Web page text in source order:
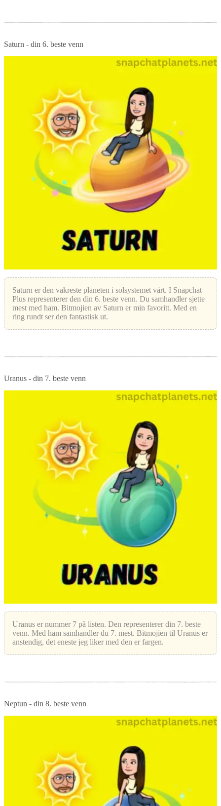
Saturn - din 6. beste venn
Saturn er den vakreste planeten i solsystemet vårt. I Snapchat
Plus representerer den din 6. beste venn. Du samhandler sjette
mest med ham. Bitmojien av Saturn er min favoritt. Med en
ring rundt ser den fantastisk ut.
Uranus - din 7. beste venn
Uranus er nummer 7 på listen. Den representerer din 7. beste
venn. Med ham samhandler du 7. mest. Bitmojien til Uranus er
anstendig, det eneste jeg liker med den er fargen.
Neptun - din 8. beste venn